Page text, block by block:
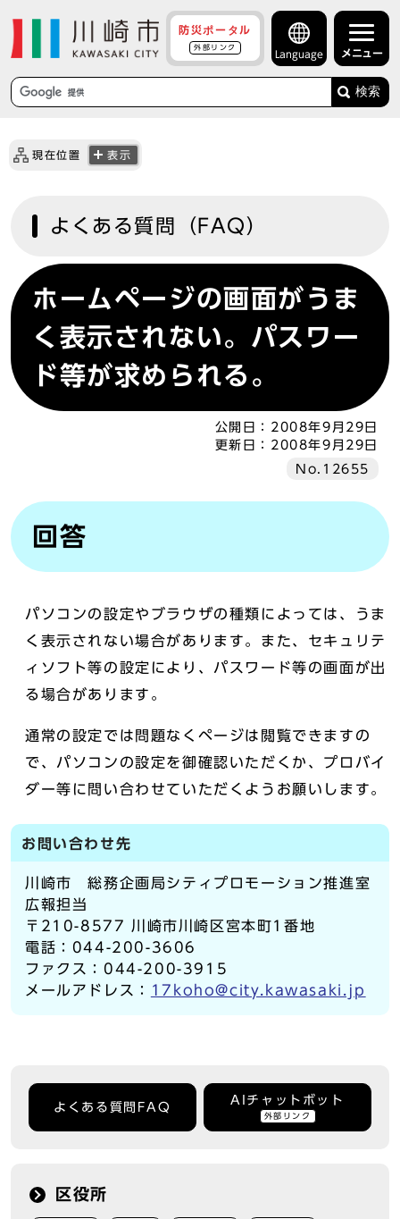
防災ポータル
外部リンク
Language メニュー
検索
現在位置 表示
よくある質問（FAQ）
ホームページの画面がうま
く表示されない。パスワー
ド等が求められる。
公開日： 2008年9月29日
更新日： 2008年9月29日
No.12655
回答
パソコンの設定やブラウザの種類によっては、うま
く表示されない場合があります。また、セキュリテ
ィソフト等の設定により、パスワード等の画面が出
る場合があります。
通常の設定では問題なくページは閲覧できますの
で、パソコンの設定を御確認いただくか、プロバイ
ダー等に問い合わせていただくようお願いします。
お問い合わせ先
川崎市 総務企画局シティプロモーション推進室
広報担当
〒210-8577 川崎市川崎区宮本町1番地
電話：044-200-3606
ファクス：044-200-3915
メールアドレス：
17koho@city.kawasaki.jp
よくある質問FAQ
AIチャットボット
外部リンク
区役所